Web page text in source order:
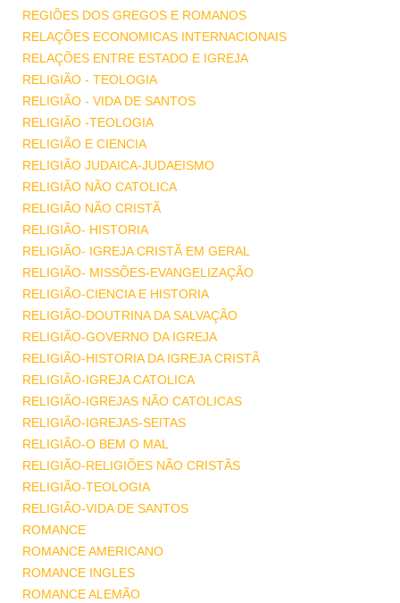
REGIÕES DOS GREGOS E ROMANOS
RELAÇÕES ECONOMICAS INTERNACIONAIS
RELAÇÕES ENTRE ESTADO E IGREJA
RELIGIÃO - TEOLOGIA
RELIGIÃO - VIDA DE SANTOS
RELIGIÃO -TEOLOGIA
RELIGIÃO E CIENCIA
RELIGIÃO JUDAICA-JUDAEISMO
RELIGIÃO NÃO CATOLICA
RELIGIÃO NÃO CRISTÃ
RELIGIÃO- HISTORIA
RELIGIÃO- IGREJA CRISTÃ EM GERAL
RELIGIÃO- MISSÕES-EVANGELIZAÇÃO
RELIGIÃO-CIENCIA E HISTORIA
RELIGIÃO-DOUTRINA DA SALVAÇÃO
RELIGIÃO-GOVERNO DA IGREJA
RELIGIÃO-HISTORIA DA IGREJA CRISTÃ
RELIGIÃO-IGREJA CATOLICA
RELIGIÃO-IGREJAS NÃO CATOLICAS
RELIGIÃO-IGREJAS-SEITAS
RELIGIÃO-O BEM O MAL
RELIGIÃO-RELIGIÕES NÃO CRISTÃS
RELIGIÃO-TEOLOGIA
RELIGIÃO-VIDA DE SANTOS
ROMANCE
ROMANCE AMERICANO
ROMANCE INGLES
ROMANCE ALEMÃO